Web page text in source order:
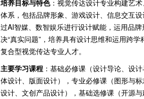
培养目标与特色：视觉传达设计专业构建艺
体系，包括品牌形象、游戏设计、信息交互
过AI智媒、数智娱乐进行设计赋能，运用品
决“真实问题”，培养具有设计思维和运用跨
复合型视觉传达专业人才。
主要学习课程 ：基础必修课（设计导论、设
体设计、版面设计），专业必修课（图形与
设计、文创产品设计），基础选修课（开源